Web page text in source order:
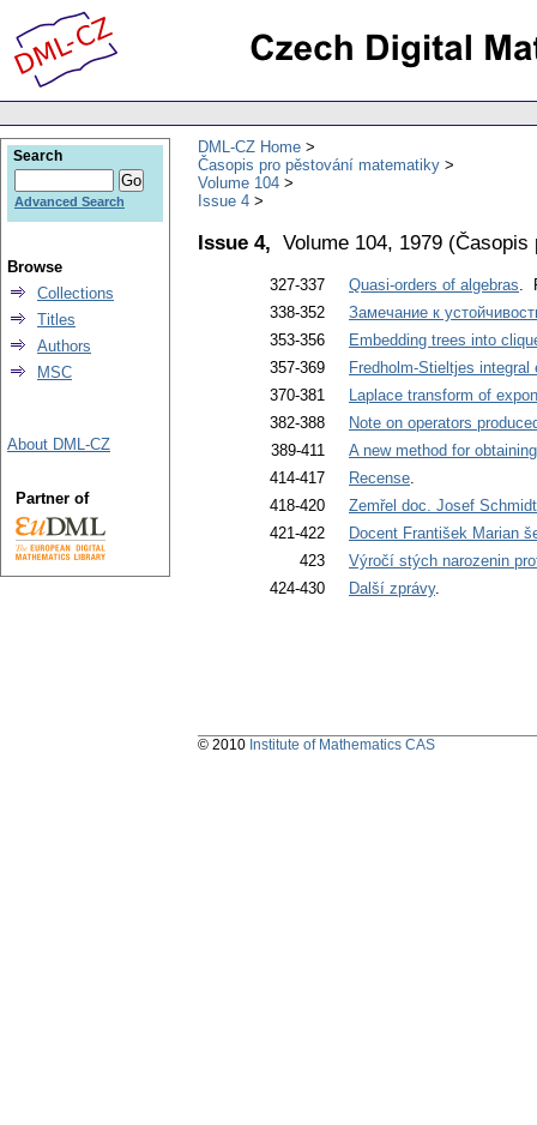
DML-CZ Home
Časopis pro pěstování matematiky
Volume 104
Issue 4
Issue 4, Volume 104, 1979 (Časopis
327-337 Quasi-orders of algebras.
338-352
Замечание к
353-356
Embedding trees into
357-369
Fredholm-Stieltjes
370-381
Laplace transform of
382-388
Note on operators
389-411
A new method for
414-417
Recense.
418-420
Zemřel doc. Josef
421-422
Docent František Marian
423
Výročí stých narozenin
424-430
Další zprávy.
Search
Advanced Search
Browse
Collections
Titles
Authors
MSC
About DML-CZ
Partner of
© 2010 Institute of Mathematics CAS